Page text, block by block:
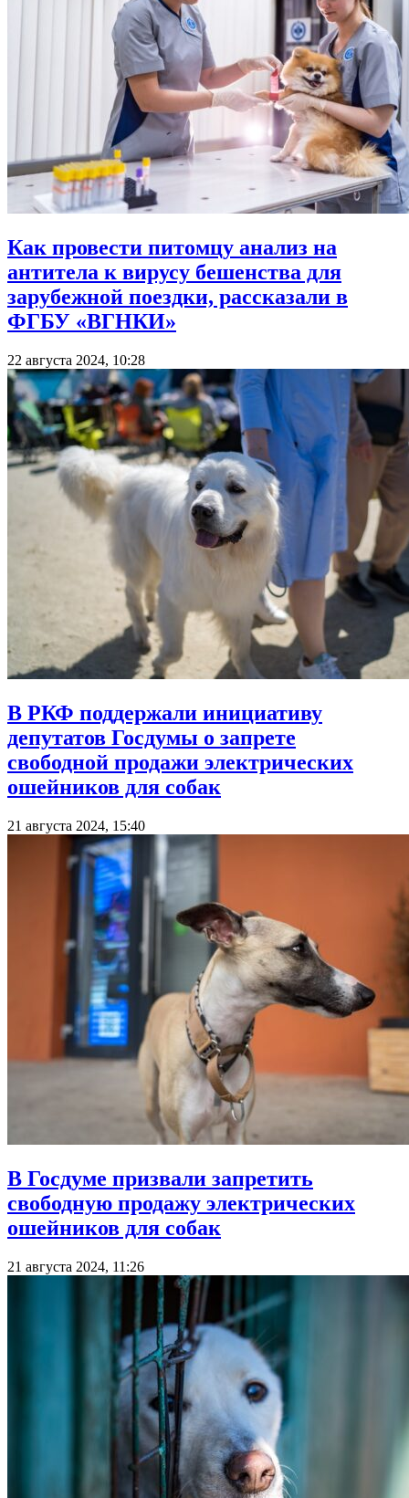
Как провести питомцу анализ на
антитела к вирусу бешенства для
зарубежной поездки, рассказали в
ФГБУ «ВГНКИ»
22 августа 2024, 10:28
В РКФ поддержали инициативу
депутатов Госдумы о запрете
свободной продажи электрических
ошейников для собак
21 августа 2024, 15:40
В Госдуме призвали запретить
свободную продажу электрических
ошейников для собак
21 августа 2024, 11:26